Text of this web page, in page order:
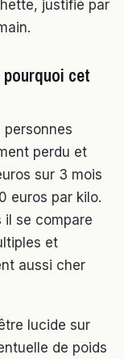
justifié par
cet
perdu et
sur 3 mois
euros par kilo.
il se compare
et
aussi cher
lucide sur
de poids